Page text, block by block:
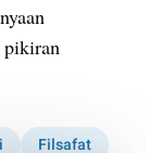
pikiran
Filsafat